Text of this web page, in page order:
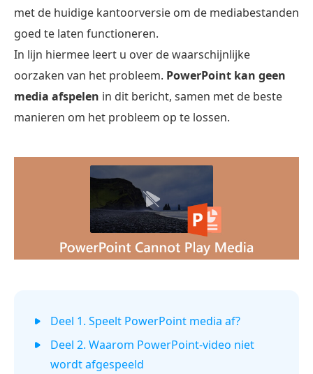
met de huidige kantoorversie om de mediabestanden
goed te laten functioneren.
In lijn hiermee leert u over de waarschijnlijke
oorzaken van het probleem. PowerPoint kan geen
media afspelen in dit bericht, samen met de beste
manieren om het probleem op te lossen.
Deel 1. Speelt PowerPoint media af?
Deel 2. Waarom PowerPoint-video niet
wordt afgespeeld